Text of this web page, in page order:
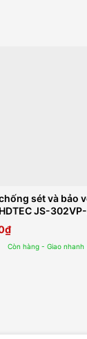
sét và bảo
JS-302VP-
₫
Còn hàng - Giao nhanh